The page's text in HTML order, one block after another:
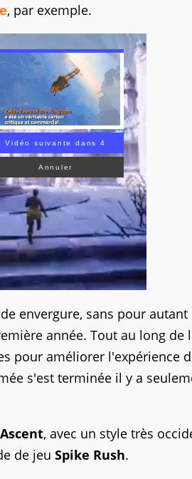
, par exemple.
Vidéo suivante dans 3
Annuler
envergure, sans pour autant
année. Tout au long de
pour améliorer l'expérience
s'est terminée il y a
Ascent, avec un style très
de jeu Spike Rush.